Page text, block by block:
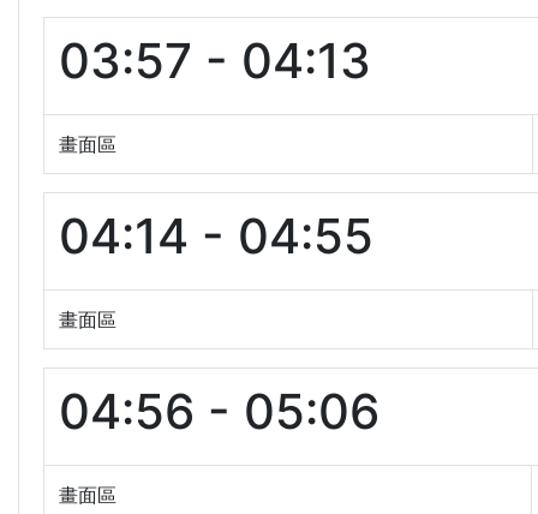
03:57 - 04:13
畫面區
04:14 - 04:55
畫面區
04:56 - 05:06
畫面區